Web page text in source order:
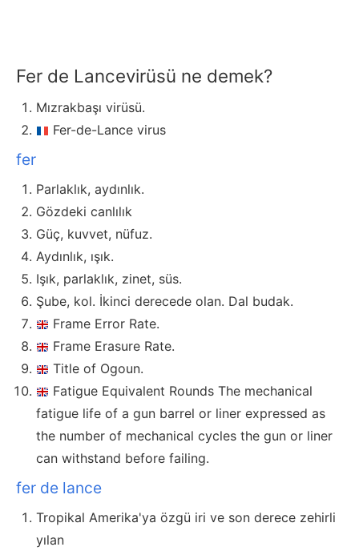
Fer de Lancevirüsü ne demek?
Mızrakbaşı virüsü.
Fer-de-Lance virus
fer
Parlaklık, aydınlık.
Gözdeki canlılık
Güç, kuvvet, nüfuz.
Aydınlık, ışık.
Işık, parlaklık, zinet, süs.
Şube, kol. İkinci derecede olan. Dal budak.
Frame Error Rate.
Frame Erasure Rate.
Title of Ogoun.
Fatigue Equivalent Rounds The mechanical
fatigue life of a gun barrel or liner expressed as
the number of mechanical cycles the gun or liner
can withstand before failing.
fer de lance
Tropikal Amerika'ya özgü iri ve son derece zehirli
yılan